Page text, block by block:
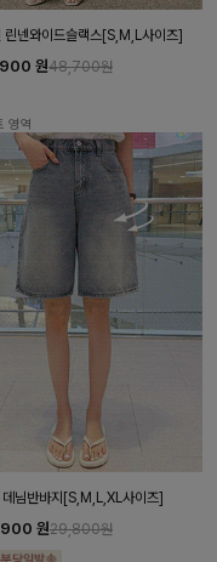
린넨와이드슬랙스[S,M,L사이즈]
원48,700원
영역
님반바지[S,M,L,XL사이즈]
원29,800원